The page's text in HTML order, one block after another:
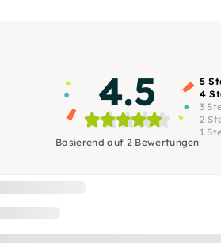
4.5
Basierend auf 2 Bewertungen
5
4
3
2
1